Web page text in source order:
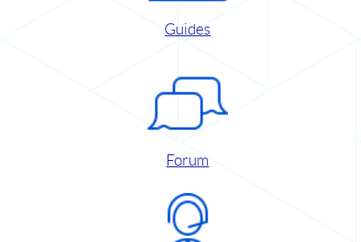
Guides
Forum